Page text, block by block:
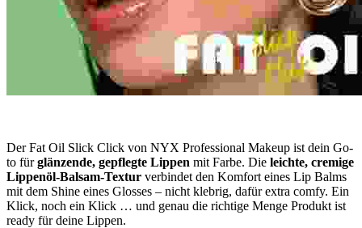
Der Fat Oil Slick Click von NYX Professional Makeup ist dein Go-
to fürglänzende, gepflegte Lippen mit Farbe. Die leichte, cremige
Lippenöl-Balsam-Textur verbindet den Komfort eines Lip Balms
mit dem Shine eines Glosses – nicht klebrig, dafür extra comfy. Ein
Klick, noch ein Klick … und genau die richtige Menge Produkt ist
ready für deine Lippen.